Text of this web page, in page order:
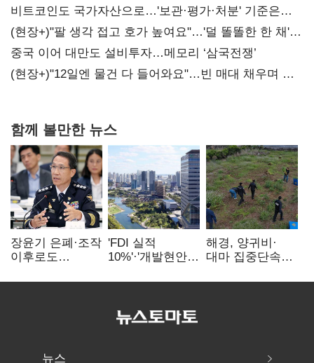
비트코인도 국가자산으로…'보관·평가·처분' 기준은
숙제
(현장+)"팔 생각 접고 호가 높여요"…'덜 똘똘한 한 채'
20억 키맞추기
중국 이어 대만도 설비투자…메모리 ‘삼국전쟁’
(현장+)"12일엔 물건 다 들어와요"…빈 매대 채우며 문
함께 볼만한 뉴스
장윤기 은폐·조작
이후로도
내부비위…경찰
'FDI 실적
10%'·'개발현안
인천경제청장
해경, 양귀비·
대마 집중단속…
249명 검거
뉴스